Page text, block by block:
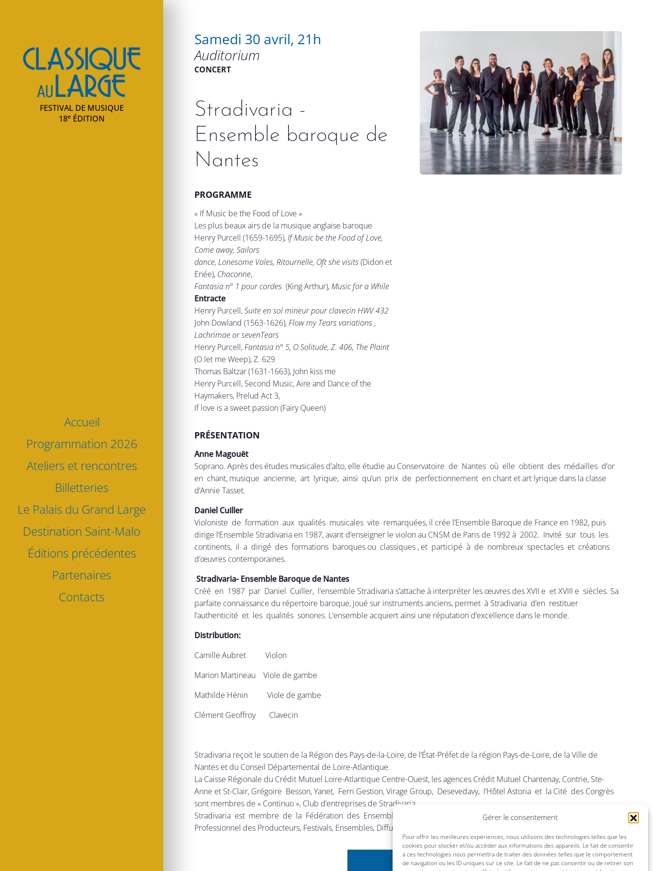
Gérer le consentement
Pour offrir les meilleures expériences, nous utilisons des technologies telles que les
cookies pour stocker et/ou accéder aux informations des appareils. Le fait de consentir
à ces technologies nous permettra de traiter des données telles que le comportement
de navigation ou les ID uniques sur ce site. Le fait de ne pas consentir ou de retirer son
Classique au large
FESTIVAL DE MUSIQUE
18e ÉDITION
Accueil
Programmation 2026
Ateliers et rencontres
Billetteries
Le Palais du Grand Large
Destination Saint-Malo
Éditions précédentes
Partenaires
Contacts
Samedi 30 avril, 21h
Auditorium
CONCERT
Stradivaria -
Ensemble baroque de
Nantes
PROGRAMME
« If Music be the Food of Love »
Les plus beaux airs de la musique anglaise baroque
Henry Purcell (1659-1695),If Music be the Food of Love,
Come away, Sailors
dance, Lonesome Vales, Ritournelle, Oft she visits(Didon et
Enée), Chaconne,
Fantasia n° 1 pour cordes (King Arthur),Music for a While
Entracte
Henry Purcell,Suite en sol mineur pour clavecin HWV 432
John Dowland (1563-1626),Flow my Tears variations ,
Lachrimae or sevenTears
Henry Purcell,Fantasia n° 5, O Solitude, Z. 406, The Plaint
(O let me Weep), Z. 629
Thomas Baltzar (1631-1663), John kiss me
Henry Purcell, Second Music, Aire and Dance of the
Haymakers, Prelud Act 3,
If love is a sweet passion (Fairy Queen)
PRÉSENTATION
Anne Magouët
Soprano. Après des études musicales d’alto, elle étudie au Conservatoire de Nantes où elle obtient des médailles d’or
en chant, musique ancienne, art lyrique, ainsi qu’un prix de perfectionnement en chant et art lyrique dans la classe
d’Annie Tasset.
Daniel Cuiller
Violoniste de formation aux qualités musicales vite remarquées, il crée l’Ensemble Baroque de France en 1982, puis
dirige l’Ensemble Stradivaria en 1987, avant d’enseigner le violon au CNSM de Paris de 1992 à 2002. Invité sur tous les
continents, il a dirigé des formations baroques ou classiques , et participé à de nombreux spectacles et créations
d’œuvres contemporaines.
Stradivaria- Ensemble Baroque de Nantes
Créé en 1987 par Daniel Cuiller, l’ensemble Stradivaria s’attache à interpréter les œuvres des XVII e et XVIII e siècles. Sa
parfaite connaissance du répertoire baroque, joué sur instruments anciens, permet à Stradivaria d’en restituer
l’authenticité et les qualités sonores. L’ensemble acquiert ainsi une réputation d’excellence dans le monde.
Distribution:
Camille Aubret Violon
Marion Martineau Viole de gambe
Mathilde Hénin Viole de gambe
Clément Geoffroy Clavecin
Stradivaria reçoit le soutien de la Région des Pays-de-la-Loire, de l’État-Préfet de la région Pays-de-Loire, de la Ville de
Nantes et du Conseil Départemental de Loire-Atlantique.
La Caisse Régionale du Crédit Mutuel Loire-Atlantique Centre-Ouest, les agences Crédit Mutuel Chantenay, Contrie, Ste-
Anne et St-Clair, Grégoire Besson, Yanet, Ferri Gestion, Virage Group, Desevedavy, l’Hôtel Astoria et la Cité des Congrès
sont membres de « Continuo », Club d’entreprises de Stradivaria.
Stradivaria est membre de la Fédération des Ensembles Vocaux et Instrumentaux Spécialisés (FEVIS) et du Syndicat
Professionnel des Producteurs, Festivals, Ensembles, Diffuseurs Indépendants de Musique (PROFEDIM).